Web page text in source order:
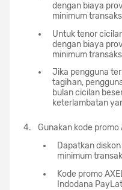
dengan biaya
minimum
Untuk tenor
dengan biaya
minimum
Jika pengguna
tagihan,
bulan cicilan
keterlambatan
Gunakan kode promo
Dapatkan
minimum
Kode promo
Indodana